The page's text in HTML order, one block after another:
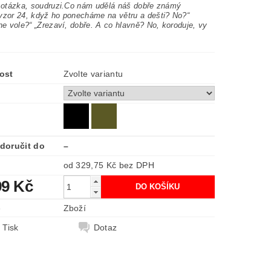
soudruzi.Co nám udělá náš dobře známý
24, když ho ponecháme na větru a dešti? No?“
vole?“ „Zrezaví, dobře. A co hlavně? No, koroduje, vy
Zvolte variantu
do
–
od 329,75 Kč bez DPH
Kč
Zboží
Tisk
Dotaz